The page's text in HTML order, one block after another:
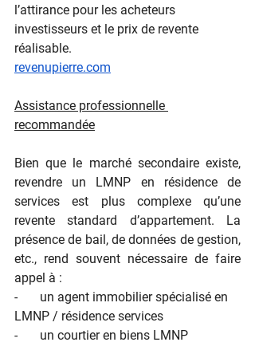
l’attirance pour les acheteurs
investisseurs et le prix de revente
réalisable.
revenupierre.com
Assistance professionnelle
recommandée
Bien que le marché secondaire existe,
revendre un LMNP en résidence de
services est plus complexe qu’une
revente standard d’appartement. La
présence de bail, de données de gestion,
etc., rend souvent nécessaire de faire
appel à :
-       un agent immobilier spécialisé en
LMNP / résidence services
-       un courtier en biens LMNP